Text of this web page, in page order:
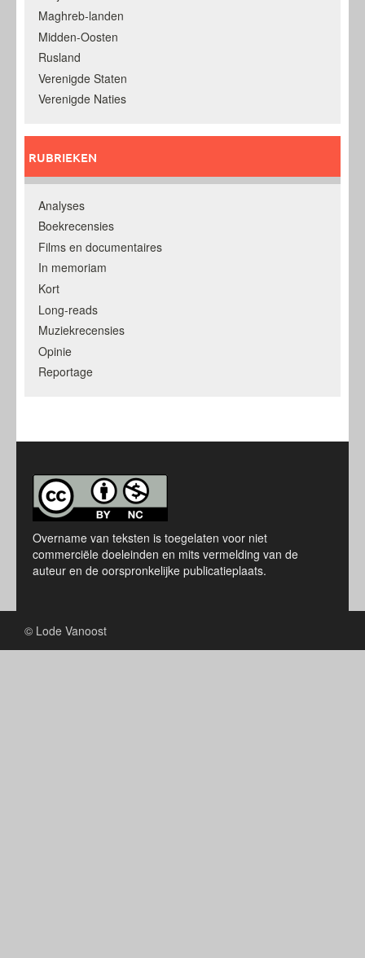
Maghreb-landen
Midden-Oosten
Rusland
Verenigde Staten
Verenigde Naties
RUBRIEKEN
Analyses
Boekrecensies
Films en documentaires
In memoriam
Kort
Long-reads
Muziekrecensies
Opinie
Reportage
Overname van teksten is toegelaten voor niet
commerciële doeleinden en mits vermelding van de
auteur en de oorspronkelijke publicatieplaats.
© Lode Vanoost